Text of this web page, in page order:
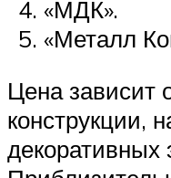
«МДК».
«Металл
Цена зависит
конструкции,
декоративных